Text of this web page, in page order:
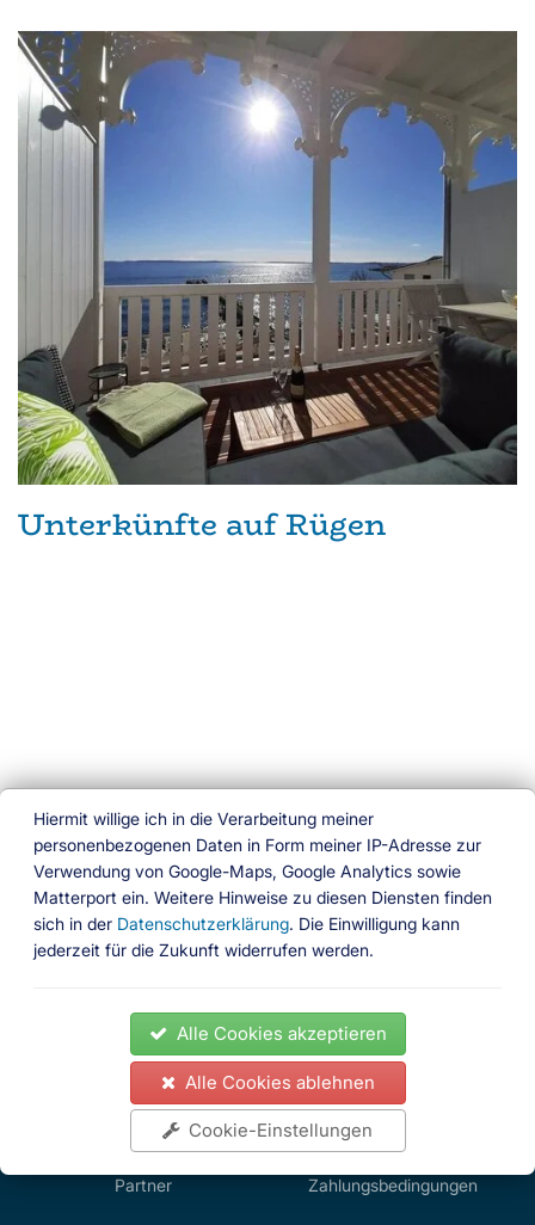
Hiermit willige ich in die Verarbeitung meiner
personenbezogenen Daten in Form meiner IP-Adresse zur
Verwendung von Google-Maps, Google Analytics sowie
Matterport ein. Weitere Hinweise zu diesen Diensten finden
sich in der Datenschutzerklärung. Die Einwilligung kann
jederzeit für die Zukunft widerrufen werden.
Alle Cookies akzeptieren
Alle Cookies ablehnen
Cookie-Einstellungen
Unterkünfte auf Rügen
Ferien am Wasser
Das besondere Buchungsportal
Ferienhäuser Ferienwohnungen Hausboote
Gedöns Shop Partner Impressum Kontakt
Datenschutz Widerrufsrecht Zahlungsbedingungen
Ferienhäuser
Ferienwohnungen
Gedöns Shop
Partner
Impressum Kontakt
Datenschutz
Widerrufsrecht
Zahlungsbedingungen